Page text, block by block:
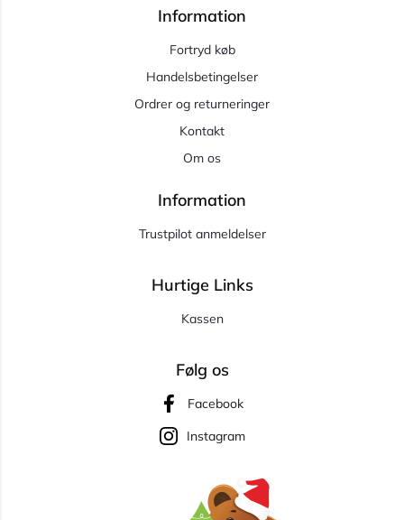
Information
Fortryd køb
Handelsbetingelser
Ordrer og returneringer
Kontakt
Om os
Information
Trustpilot anmeldelser
Hurtige Links
Kassen
Følg os
Facebook
Instagram